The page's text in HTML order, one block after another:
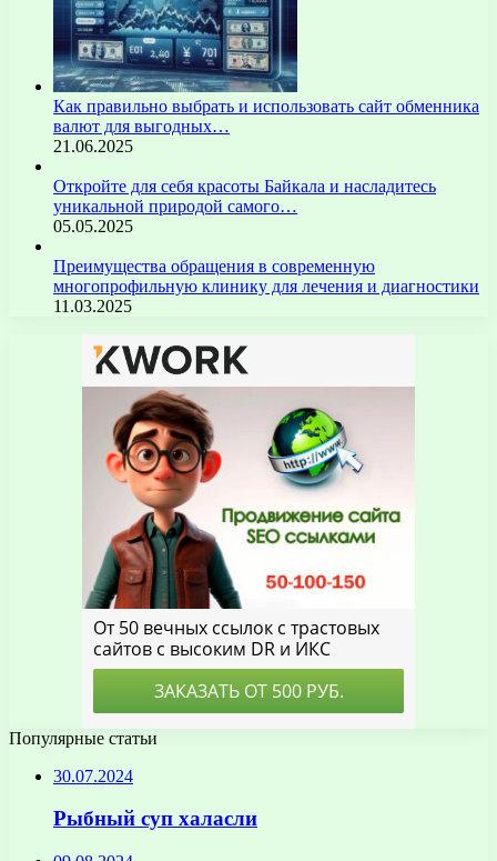
Как правильно выбрать и использовать сайт обменника
валют для выгодных…
21.06.2025
Откройте для себя красоты Байкала и насладитесь
уникальной природой самого…
05.05.2025
Преимущества обращения в современную
многопрофильную клинику для лечения и диагностики
11.03.2025
Популярные статьи
30.07.2024
Рыбный суп халасли